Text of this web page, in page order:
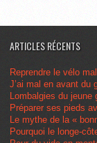
ARTICLES RÉCENTS
Reprendre le vélo
J’ai mal en avant du
Lombalgies du jeune
Préparer ses pieds
Le mythe de la «
Pourquoi le longe-